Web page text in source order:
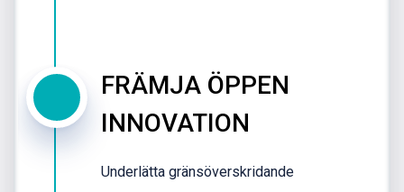
FRÄMJA ÖPPEN
INNOVATION
Underlätta gränsöverskridande